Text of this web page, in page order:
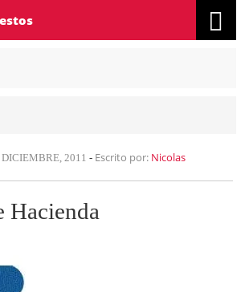
2011 - Escrito por: Nicolas
Hacienda